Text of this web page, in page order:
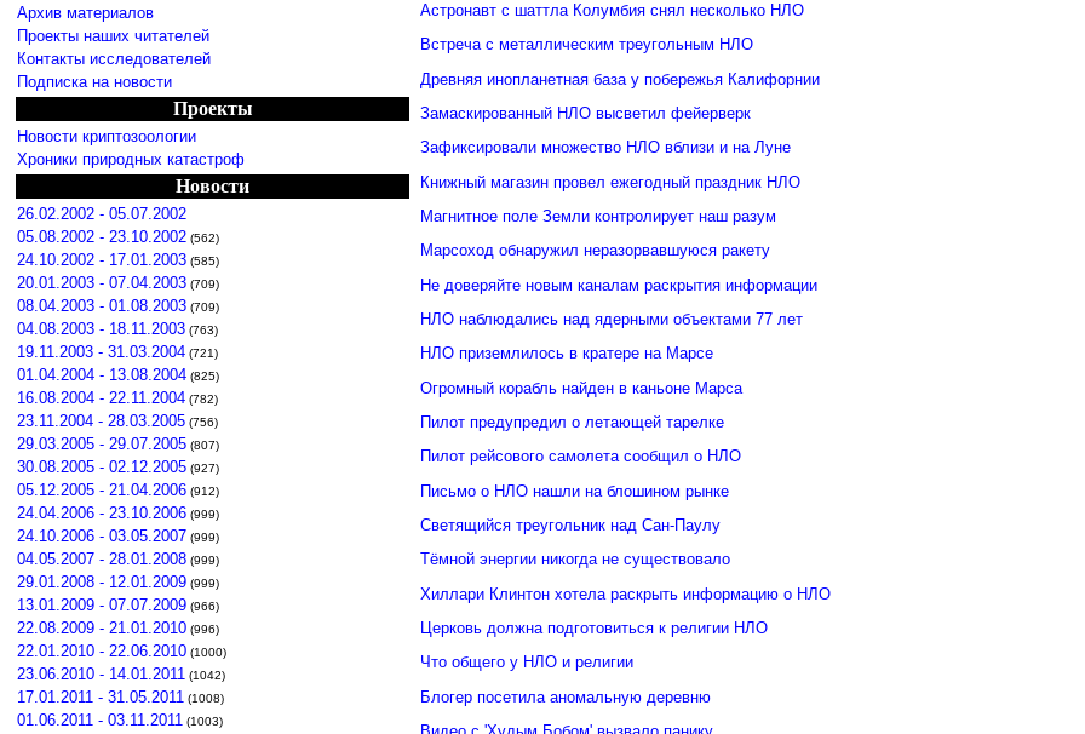
Архив материалов
Проекты наших читателей
Контакты исследователей
Подписка на новости
Проекты
Новости криптозоологии
Хроники природных катастроф
Новости
26.02.2002 - 05.07.2002
05.08.2002 - 23.10.2002 (562)
24.10.2002 - 17.01.2003 (585)
20.01.2003 - 07.04.2003 (709)
08.04.2003 - 01.08.2003 (709)
04.08.2003 - 18.11.2003 (763)
19.11.2003 - 31.03.2004 (721)
01.04.2004 - 13.08.2004 (825)
16.08.2004 - 22.11.2004 (782)
23.11.2004 - 28.03.2005 (756)
29.03.2005 - 29.07.2005 (807)
30.08.2005 - 02.12.2005 (927)
05.12.2005 - 21.04.2006 (912)
24.04.2006 - 23.10.2006 (999)
24.10.2006 - 03.05.2007 (999)
04.05.2007 - 28.01.2008 (999)
29.01.2008 - 12.01.2009 (999)
13.01.2009 - 07.07.2009 (966)
22.08.2009 - 21.01.2010 (996)
22.01.2010 - 22.06.2010 (1000)
23.06.2010 - 14.01.2011 (1042)
17.01.2011 - 31.05.2011 (1008)
01.06.2011 - 03.11.2011 (1003)
Астронавт с шаттла Колумбия снял несколько НЛО
Встреча с металлическим треугольным НЛО
Древняя инопланетная база у побережья Калифорнии
Замаскированный НЛО высветил фейерверк
Зафиксировали множество НЛО вблизи и на Луне
Книжный магазин провел ежегодный праздник НЛО
Магнитное поле Земли контролирует наш разум
Марсоход обнаружил неразорвавшуюся ракету
Не доверяйте новым каналам раскрытия информации
НЛО наблюдались над ядерными объектами 77 лет
НЛО приземлилось в кратере на Марсе
Огромный корабль найден в каньоне Марса
Пилот предупредил о летающей тарелке
Пилот рейсового самолета сообщил о НЛО
Письмо о НЛО нашли на блошином рынке
Светящийся треугольник над Сан-Паулу
Тёмной энергии никогда не существовало
Хиллари Клинтон хотела раскрыть информацию о НЛО
Церковь должна подготовиться к религии НЛО
Что общего у НЛО и религии
Блогер посетила аномальную деревню